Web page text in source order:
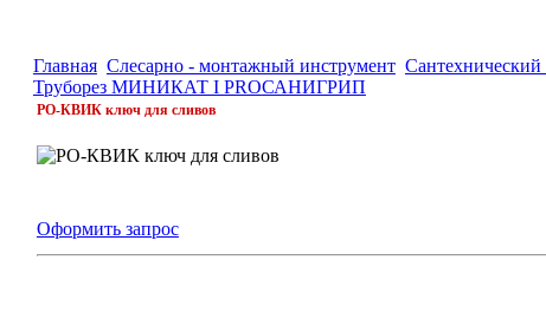
Главная Слесарно - монтажный инструмент Сантехнический
Труборез МИНИКАТ I PROСАНИГРИП
РО-КВИК ключ для сливов
Оформить запрос